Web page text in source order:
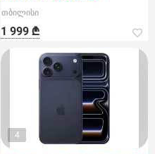
თბილისი
1 999 ₾
4